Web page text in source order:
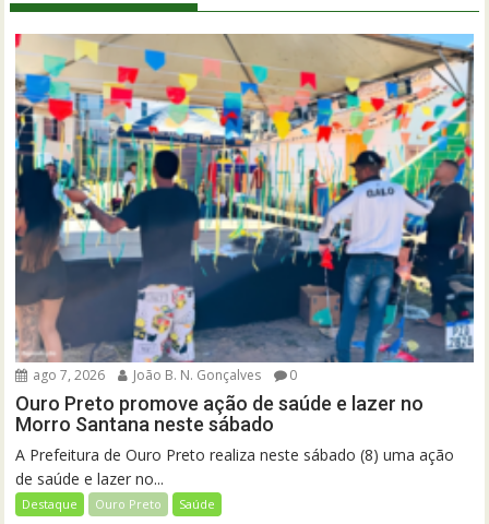
ago 7, 2026 João B. N. Gonçalves 0
Ouro Preto promove ação de saúde e lazer no
Morro Santana neste sábado
A Prefeitura de Ouro Preto realiza neste sábado (8) uma ação
de saúde e lazer no...
Destaque Ouro Preto Saúde